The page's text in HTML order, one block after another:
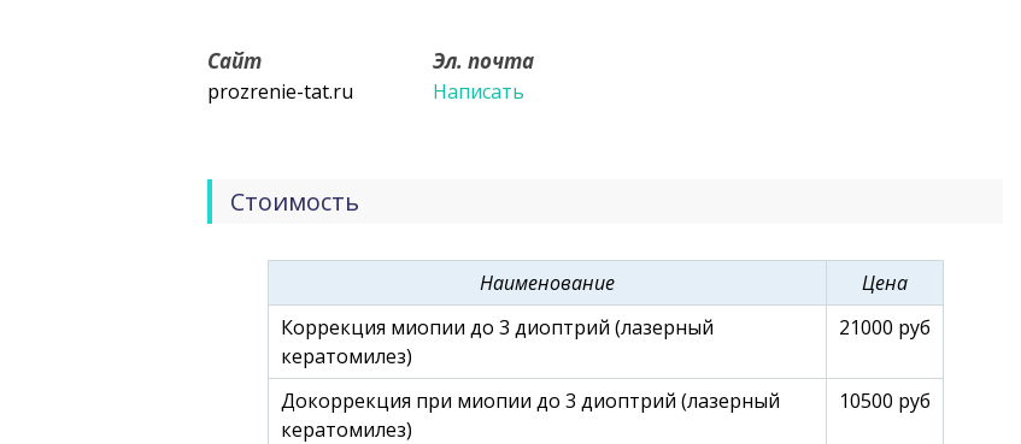
Сайт
prozrenie-tat.ru
Эл. почта
Написать
Стоимость
Наименование
Цена
Коррекция миопии до 3 диоптрий (лазерный
кератомилез)
21000 руб
Докоррекция при миопии до 3 диоптрий (лазерный
кератомилез)
10500 руб